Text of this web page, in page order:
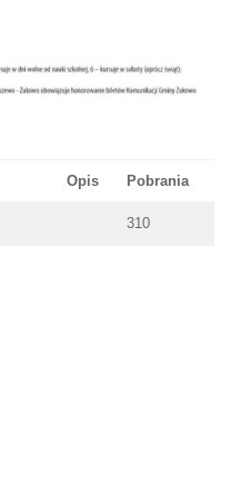
Opis Pobrania
310